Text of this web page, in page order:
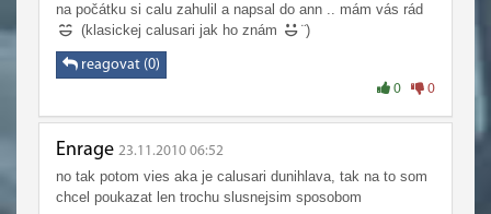
na počátku si calu zahulil a napsal do ann .. mám vás rád
(klasickej calusari jak ho znám
¨)
reagovat (0)
0 0
Enrage 23.11.2010 06:52
no tak potom vies aka je calusari dunihlava, tak na to som
chcel poukazat len trochu slusnejsim sposobom